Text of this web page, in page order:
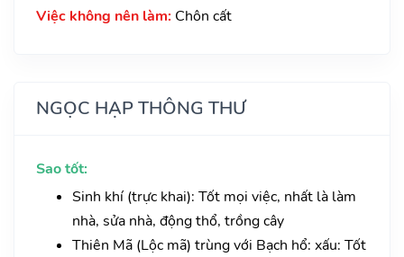
Việc không nên làm: Chôn cất
NGỌC HẠP THÔNG THƯ
Sao tốt:
Sinh khí (trực khai): Tốt mọi việc, nhất là làm
nhà, sửa nhà, động thổ, trồng cây
Thiên Mã (Lộc mã) trùng với Bạch hổ: xấu: Tốt